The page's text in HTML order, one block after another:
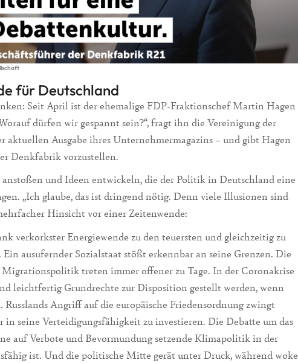
für Deutschland
Seit April ist der ehemalige FDP-Fraktionschef Martin Hagen
dürfen wir gespannt sein?“, fragt ihn die Vereinigung der
aktuellen Ausgabe ihres Unternehmermagazins – und gibt Hagen
Denkfabrik vorzustellen.
und Ideen entwickeln, die der Politik in Deutschland eine
„Ich glaube, das ist dringend nötig. Denn viele Illusionen sind
Hinsicht vor einer Zeitenwende:
verkorkster Energiewende zu den teuersten und gleichzeitig zu
ausufernder Sozialstaat stößt erkennbar an seine Grenzen. Die
treten immer offener zu Tage. In der Coronakrise
leichtfertig Grundrechte zur Disposition gestellt werden, wenn
Angriff auf die europäische Friedensordnung zwingt
seine Verteidigungsfähigkeit zu investieren. Die Debatte um das
auf Verbote und Bevormundung setzende Klimapolitik in der
ist. Und die politische Mitte gerät unter Druck, während woke